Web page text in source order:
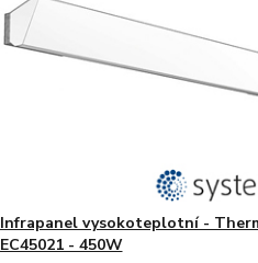
Infrapanel vysokoteplotní -
EC45021 - 450W